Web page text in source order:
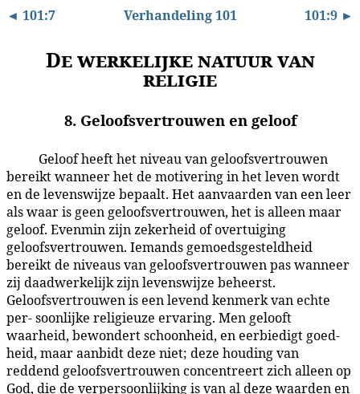
◄ 101:7 Verhandeling 101 101:9 ►
De werkelijke natuur van
religie
8. Geloofsvertrouwen en geloof
Geloof heeft het niveau van geloofsvertrouwen
bereikt wanneer het de motivering in het leven wordt
en de levenswijze bepaalt. Het aanvaarden van een leer
als waar is geen geloofsvertrouwen, het is alleen maar
geloof. Evenmin zijn zekerheid of overtuiging
geloofsvertrouwen. Iemands gemoedsgesteldheid
bereikt de niveaus van geloofsvertrouwen pas wanneer
zij daadwerkelijk zijn levenswijze beheerst.
Geloofsvertrouwen is een levend kenmerk van echte
per- soonlijke religieuze ervaring. Men gelooft
waarheid, bewondert schoonheid, en eerbiedigt goed-
heid, maar aanbidt deze niet; deze houding van
reddend geloofsvertrouwen concentreert zich alleen op
God, die de verpersoonlijking is van al deze waarden en